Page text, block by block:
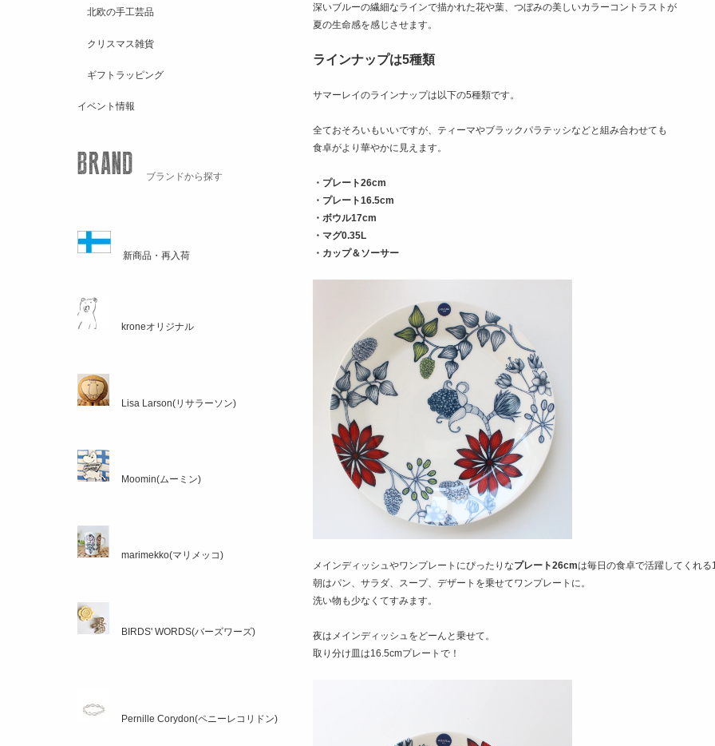
深いブルーの繊細なラインで描かれた花や葉、つぼみの美しいカラーコントラストが
夏の生命感を感じさせます。
ラインナップは5種類
サマーレイのラインナップは以下の5種類です。
全ておそろいもいいですが、ティーマやブラックパラテッシなどと組み合わせても
食卓がより華やかに見えます。
・プレート26cm
・プレート16.5cm
・ボウル17cm
・マグ0.35L
・カップ＆ソーサー
メインディッシュやワンプレートにぴったりなプレート26cmは毎日の食卓で活躍してくれる
朝はパン、サラダ、スープ、デザートを乗せてワンプレートに。
洗い物も少なくてすみます。
夜はメインディッシュをどーんと乗せて。
取り分け皿は16.5cmプレートで！
北欧の手工芸品
クリスマス雑貨
ギフトラッピング
イベント情報
ブランドから探す
新商品・再入荷
kroneオリジナル
Lisa Larson(リサラーソン)
Moomin(ムーミン)
marimekko(マリメッコ)
BIRDS' WORDS(バーズワーズ)
Pernille Corydon(ペニーレコリドン)